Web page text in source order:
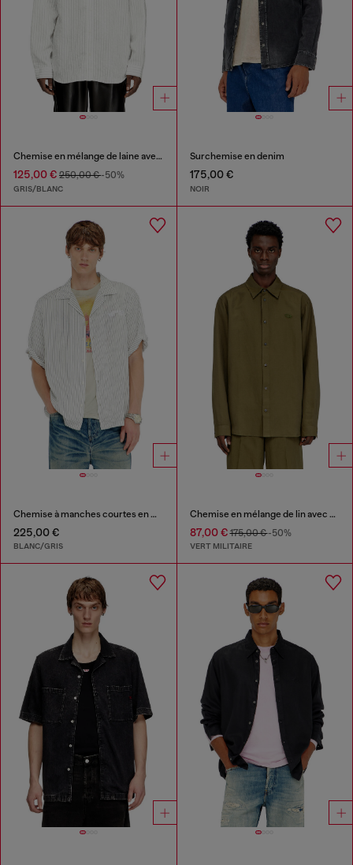
Chemise en mélange de laine avec broderie Oval D.
125,00 € 250,00 €-50%
GRIS/BLANC
Surchemise en denim
175,00 €
NOIR
Chemise à manches courtes en modal à rayures fines
225,00 €
BLANC/GRIS
Chemise en mélange de lin avec broderie du logo
87,00 €175,00 €-50%
VERT MILITAIRE